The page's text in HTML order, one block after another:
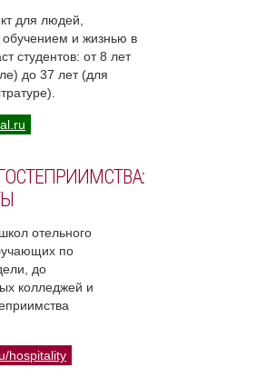
для людей,
и жизнью в
студентов: от 8 лет
до 37 лет (для
отельного
по
до
колледжей и
hospitality